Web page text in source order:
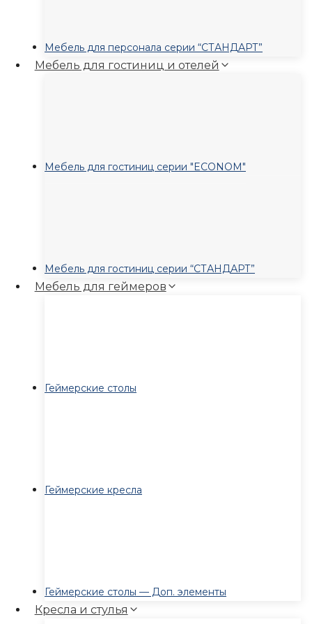
Мебель для персонала серии “СТАНДАРТ”
Мебель для гостиниц и отелей
Мебель для гостиниц серии "ECONOM"
Мебель для гостиниц серии “СТАНДАРТ”
Мебель для геймеров
Геймерские столы
Геймерские кресла
Геймерские столы — Доп. элементы
Кресла и стулья